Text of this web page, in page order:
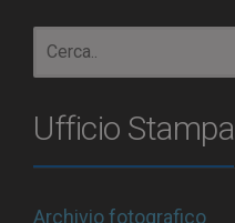
Ufficio Stampa
Archivio fotografico